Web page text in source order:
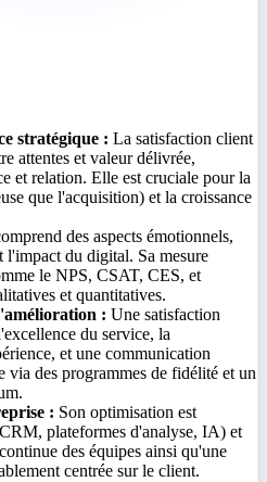
stratégique : La satisfaction client
attentes et valeur délivrée,
et relation. Elle est cruciale pour la
que l'acquisition) et la croissance
des aspects émotionnels,
l'impact du digital. Sa mesure
le NPS, CSAT, CES, et
et quantitatives.
: Une satisfaction
du service, la
et une communication
via des programmes de fidélité et un
: Son optimisation est
plateformes d'analyse, IA) et
des équipes ainsi qu'une
centrée sur le client.